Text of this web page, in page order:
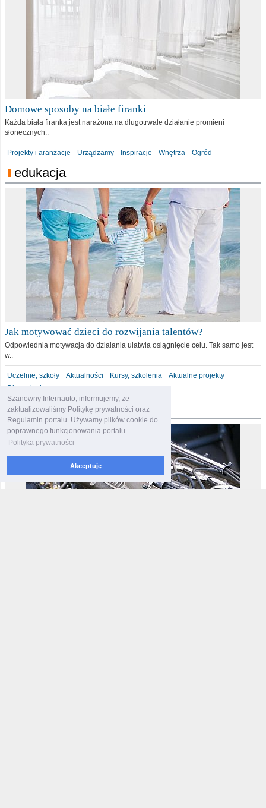
Szanowny Internauto, informujemy, że
zaktualizowaliśmy Politykę prywatności oraz
Regulamin portalu. Używamy plików cookie do
poprawnego funkcjonowania portalu.
Polityka prywatności
Akceptuję
Domowe sposoby na białe firanki
Każda biała firanka jest narażona na długotrwałe działanie promieni
słonecznych..
Projekty i aranżacje Urządzamy Inspiracje Wnętrza Ogród
edukacja
Jak motywować dzieci do rozwijania talentów?
Odpowiednia motywacja do działania ułatwia osiągnięcie celu. Tak samo jest
w..
Uczelnie, szkoły Aktualności Kursy, szkolenia
Aktualne projekty
Dla malucha
motoryzacja